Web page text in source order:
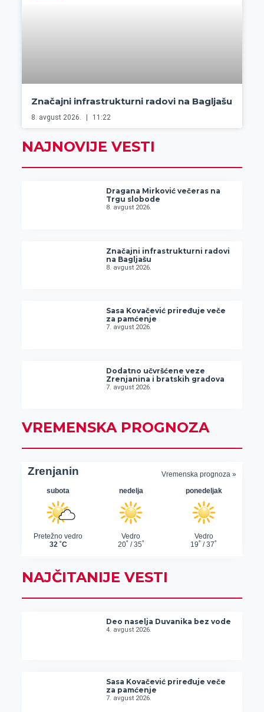
Značajni infrastrukturni radovi na Bagljašu
8. avgust 2026. 11:22
NAJNOVIJE VESTI
Dragana Mirković večeras na
Trgu slobode
8. avgust 2026.
Značajni infrastrukturni radovi
na Bagljašu
8. avgust 2026.
Sasa Kovačević priređuje veče
za pamćenje
7. avgust 2026.
Dodatno učvršćene veze
Zrenjanina i bratskih gradova
7. avgust 2026.
VREMENSKA PROGNOZA
NAJČITANIJE VESTI
Deo naselja Duvanika bez vode
4. avgust 2026.
Sasa Kovačević priređuje veče
za pamćenje
7. avgust 2026.